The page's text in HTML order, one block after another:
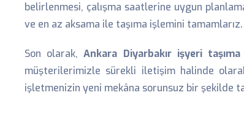
belirlenmesi, çalışma saatlerine uygun
ve en az aksama ile taşıma işlemini
Son olarak,Ankara Diyarbakır işyeri taşıma
müşterilerimizle sürekli iletişim halinde
işletmenizin yeni mekâna sorunsuz bir şekilde